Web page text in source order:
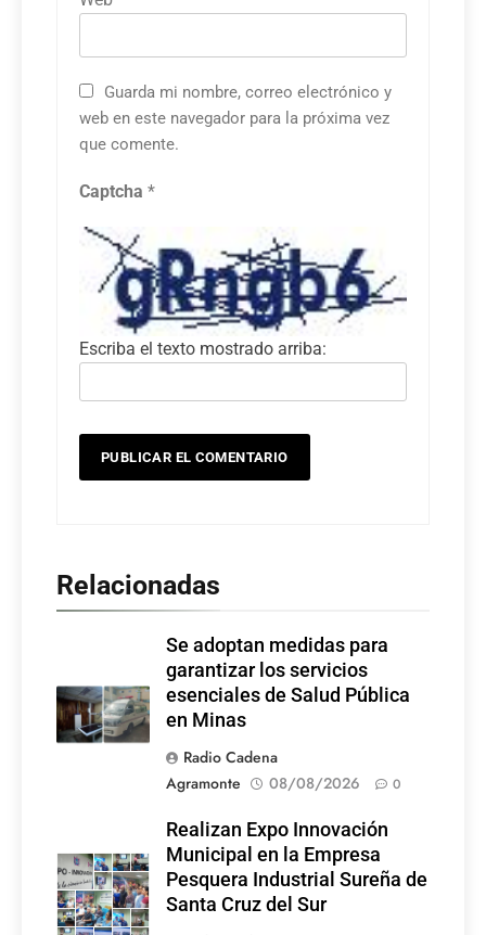
Guarda mi nombre, correo electrónico y
web en este navegador para la próxima vez
que comente.
Captcha *
Escriba el texto mostrado arriba:
Relacionadas
Se adoptan medidas para
garantizar los servicios
esenciales de Salud Pública
en Minas
Radio Cadena
Agramonte
08/08/2026 0
Realizan Expo Innovación
Municipal en la Empresa
Pesquera Industrial Sureña de
Santa Cruz del Sur